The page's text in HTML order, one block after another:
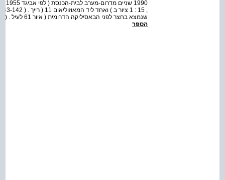
שנמצא בחצר לפני הבאסיליקה הדרומית ( איור 61 לעיל . ( זהו מתקן שלא תואר על-ידי החופרים ולא צוין על-ידי רייך , ...
הספר